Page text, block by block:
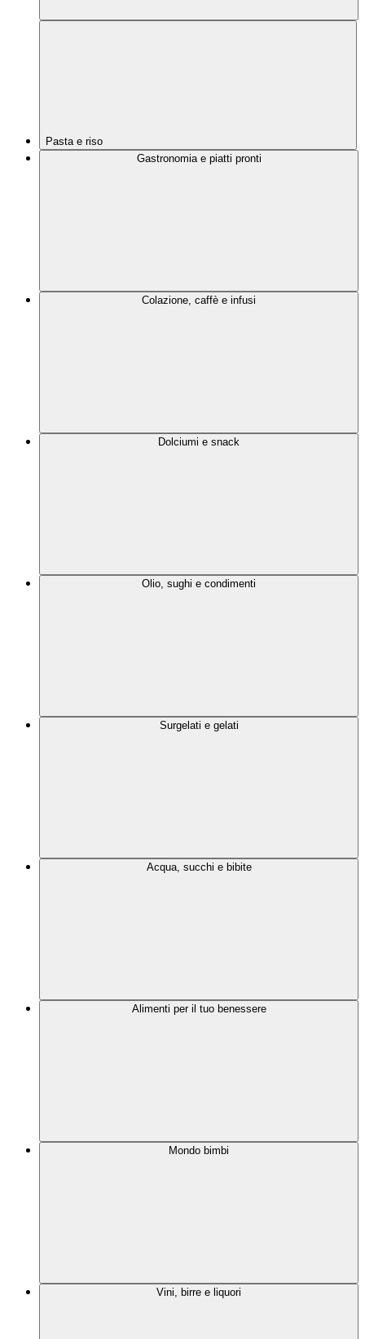
Pasta e riso
Gastronomia e piatti pronti
Colazione, caffè e infusi
Dolciumi e snack
Olio, sughi e condimenti
Surgelati e gelati
Acqua, succhi e bibite
Alimenti per il tuo benessere
Mondo bimbi
Vini, birre e liquori